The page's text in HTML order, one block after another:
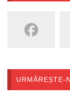
URMĂREȘTE-